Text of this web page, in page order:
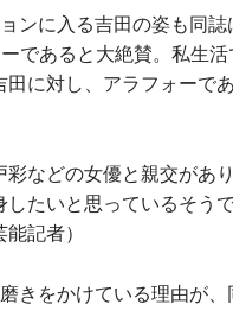
ンに入る吉田の姿も同誌
ーであると大絶賛。私生
田に対し、アラフォーで
彩などの女優と親交があ
したいと思っているそう
記者）
きをかけている理由が、